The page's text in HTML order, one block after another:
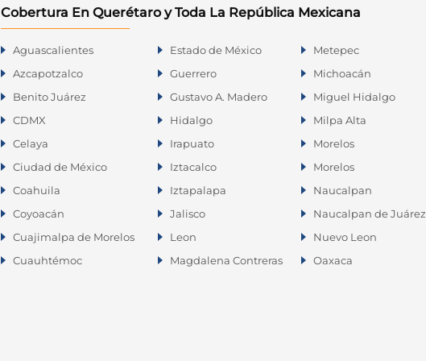
Cobertura En Querétaro y Toda La República Mexicana
Aguascalientes
Azcapotzalco
Benito Juárez
CDMX
Celaya
Ciudad de México
Coahuila
Coyoacán
Cuajimalpa de Morelos
Cuauhtémoc
Estado de México
Guerrero
Gustavo A. Madero
Hidalgo
Irapuato
Iztacalco
Iztapalapa
Jalisco
Leon
Magdalena Contreras
Metepec
Michoacán
Miguel Hidalgo
Milpa Alta
Morelos
Morelos
Naucalpan
Naucalpan de Juárez
Nuevo Leon
Oaxaca